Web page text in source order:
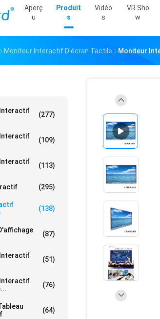
Aperç
U
Produit
S
Vidéo
S
VR Sho
W
Moniteur Interactif D'écran Tactile Moniteur
(277)
(109)
(113)
(295)
(138)
(87)
(51)
(76)
(64)